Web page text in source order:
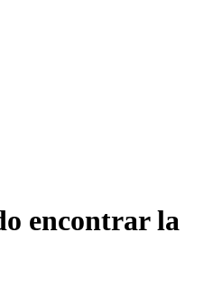
encontrar la